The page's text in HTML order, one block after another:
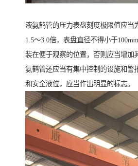
液氨鹤管的压力表盘刻度极限值应当
1.5～3.0倍，表盘直径不得小于
装在便于观察的位置，否则应当增加
氨鹤管还应当有集中控制的设施和警
和安全液位，应当作出明显的标志。